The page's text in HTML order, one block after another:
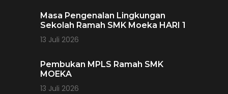
Masa Pengenalan Lingkungan
Sekolah Ramah SMK Moeka HARI 1
13 Juli 2026
Pembukan MPLS Ramah SMK
MOEKA
13 Juli 2026